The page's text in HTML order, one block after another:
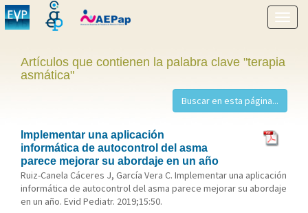
menú
Artículos que contienen la palabra clave "terapia
asmática"
Implementar una aplicación
informática de autocontrol del asma
parece mejorar su abordaje en un año
Ruiz-Canela Cáceres J, García Vera C. Implementar una aplicación
informática de autocontrol del asma parece mejorar su abordaje
en un año. Evid Pediatr. 2019;15:50.